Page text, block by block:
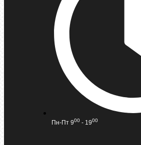
Пн-Пт 900 - 1900